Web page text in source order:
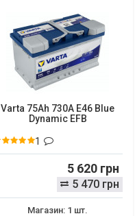
Varta 75Ah 730A E46 Blue
Dynamic EFB
1
5 620 грн
5 470 грн
Магазин: 1 шт.